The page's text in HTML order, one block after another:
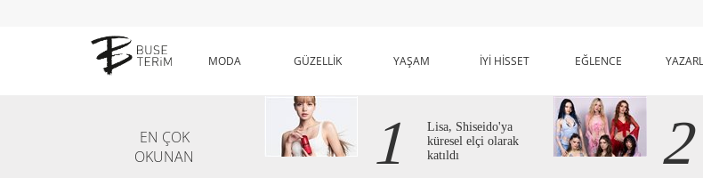
MODA GÜZELLİK YAŞAM İYİ HİSSET EĞLENCE
EN ÇOK
OKUNAN
1
Lisa, Shiseido'ya
küresel elçi olarak
katıldı
2